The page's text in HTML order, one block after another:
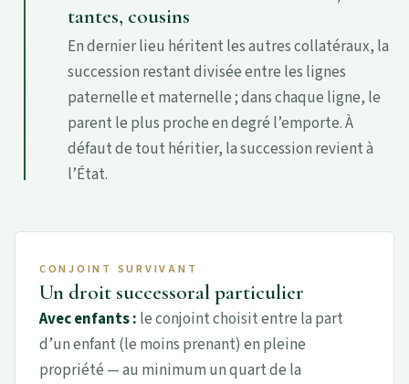
tantes, cousins
En dernier lieu héritent les autres collatéraux, la
succession restant divisée entre les lignes
paternelle et maternelle ; dans chaque ligne, le
parent le plus proche en degré l’emporte. À
défaut de tout héritier, la succession revient à
l’État.
CONJOINT SURVIVANT
Un droit successoral particulier
Avec enfants : le conjoint choisit entre la part
d’un enfant (le moins prenant) en pleine
propriété — au minimum un quart de la